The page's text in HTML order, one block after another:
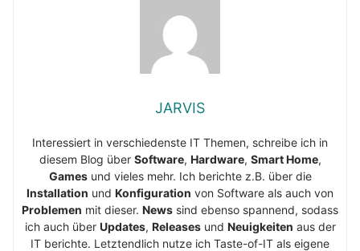
JARVIS
Interessiert in verschiedenste IT Themen, schreibe ich in
diesem Blog über Software, Hardware, Smart Home,
Gamesund vieles mehr. Ich berichte z.B. über die
Installation und Konfiguration von Software als auch von
Problemen mit dieser. News sind ebenso spannend, sodass
ich auch über Updates, Releasesund Neuigkeiten aus der
IT berichte. Letztendlich nutze ich Taste-of-IT als eigene